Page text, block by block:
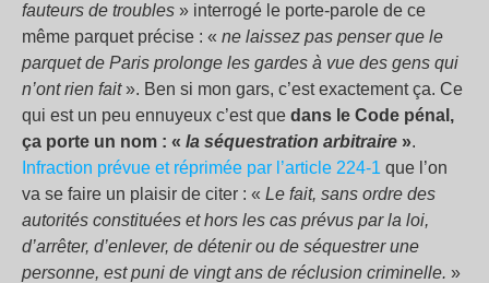
fauteurs de troubles » interrogé le porte-parole de ce
même parquet précise : « ne laissez pas penser que le
parquet de Paris prolonge les gardes à vue des gens qui
n’ont rien fait». Ben si mon gars, c’est exactement ça. Ce
qui est un peu ennuyeux c’est que dans le Code pénal,
ça porte un nom : « la séquestration arbitraire ».
Infraction prévue et réprimée par l’article 224-1 que l’on
va se faire un plaisir de citer : « Le fait, sans ordre des
autorités constituées et hors les cas prévus par la loi,
d’arrêter, d’enlever, de détenir ou de séquestrer une
personne, est puni de vingt ans de réclusion criminelle. »